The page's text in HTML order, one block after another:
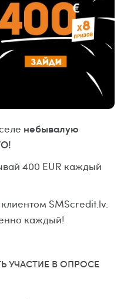
небывалую
400 EUR каждый
SMScredit.lv.
каждый!
УЧАСТИЕ В ОПРОСЕ